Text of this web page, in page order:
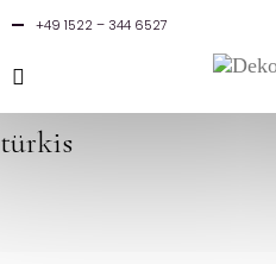
+49 1522 – 344 6527
ORDER LIST
türkis